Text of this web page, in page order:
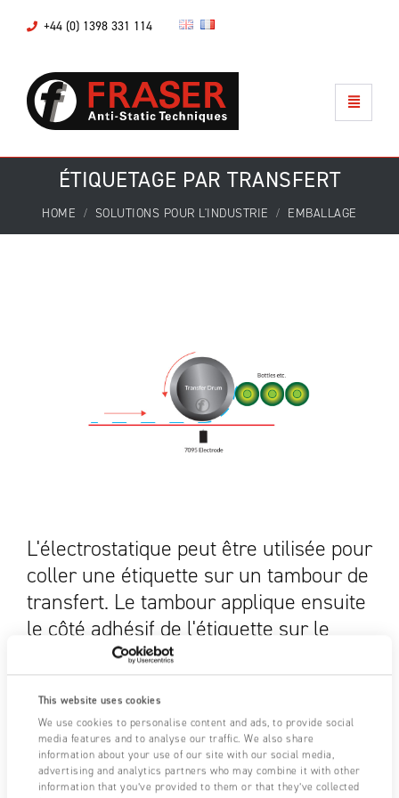
This website uses cookies
We use cookies to personalise content and ads, to provide social
media features and to analyse our traffic. We also share
information about your use of our site with our social media,
advertising and analytics partners who may combine it with other
information that you’ve provided to them or that they’ve collected
+44 (0) 1398 331 114
ÉTIQUETAGE PAR TRANSFERT
HOME SOLUTIONS POUR L'INDUSTRIE EMBALLAGE
L'électrostatique peut être utilisée pour
coller une étiquette sur un tambour de
transfert. Le tambour applique ensuite
le côté adhésif de l'étiquette sur le
NOUS CONTACTER Besoin d'assistance ?